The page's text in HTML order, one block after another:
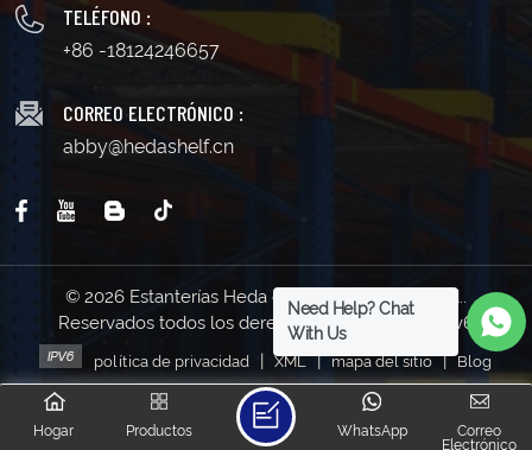
TELÉFONO :
+86 -18124246657
CORREO ELECTRÓNICO :
abby@hedashelf.cn
© 2026 Estanterías Heda de Guangzhou Co., Ltd..
Reservados todos los derechos . | Soporta red IPv6
política de privacidad | XML | mapa del sitio | Blog
Hogar Productos
Correo
Electrónico
WhatsApp
Need Help? Chat
With Us